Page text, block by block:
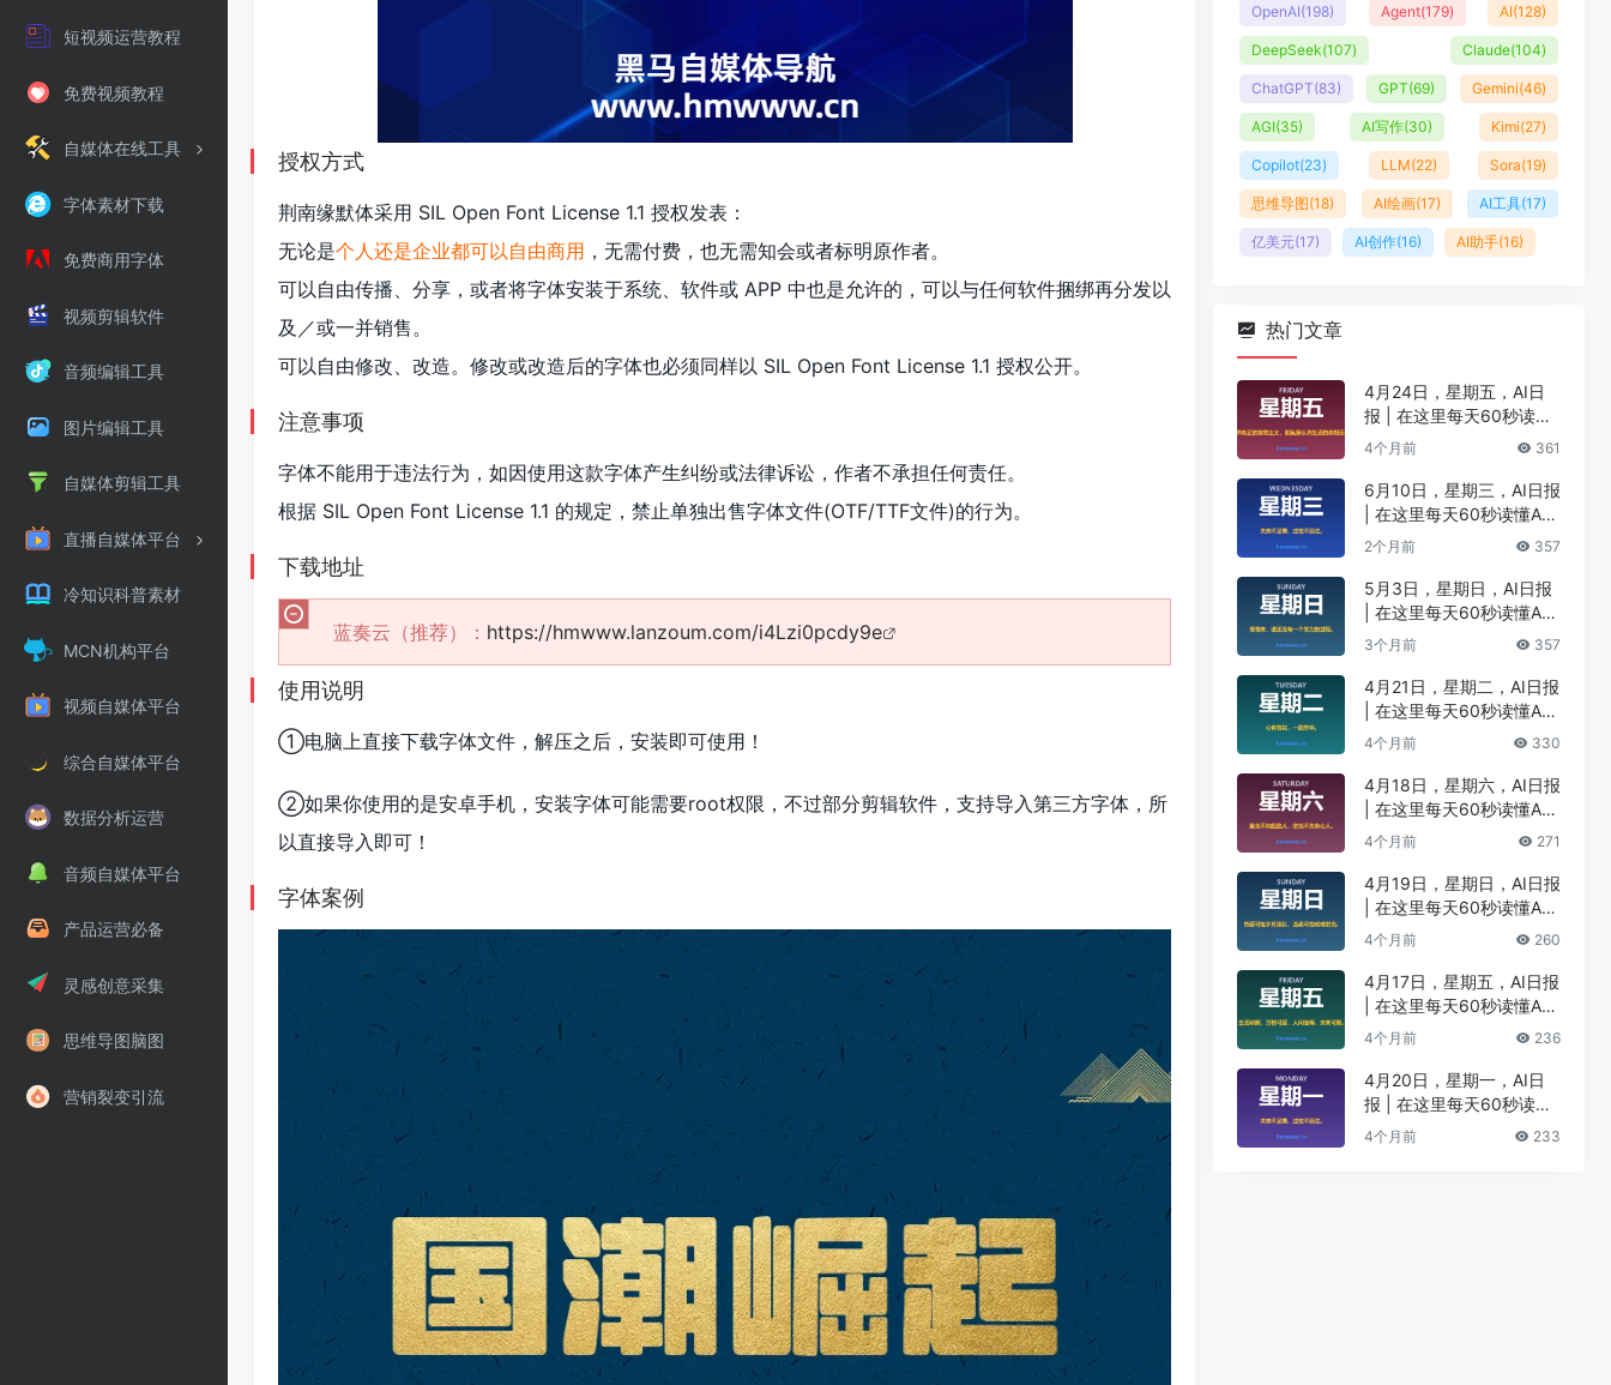
短视频运营教程
免费视频教程
自媒体在线工具
字体素材下载
免费商用字体
视频剪辑软件
音频编辑工具
图片编辑工具
自媒体剪辑工具
直播自媒体平台
冷知识科普素材
MCN机构平台
视频自媒体平台
综合自媒体平台
数据分析运营
音频自媒体平台
产品运营必备
灵感创意采集
思维导图脑图
营销裂变引流
授权方式
荆南缘默体采用 SIL Open Font License 1.1 授权发表：
无论是个人还是企业都可以自由商用 ，无需付费，也无需知会或者标明原作者。
可以自由传播、分享，或者将字体安装于系统、软件或 APP 中也是允许的，可以与任何软件捆绑再分发以
及／或一并销售。
可以自由修改、改造。修改或改造后的字体也必须同样以 SIL Open Font License 1.1 授权公开。
注意事项
字体不能用于违法行为，如因使用这款字体产生纠纷或法律诉讼，作者不承担任何责任。
根据 SIL Open Font License 1.1 的规定，禁止单独出售字体文件(OTF/TTF文件)的行为。
下载地址
蓝奏云（推荐）： https://hmwww.lanzoum.com/i4Lzi0pcdy9e
使用说明
①电脑上直接下载字体文件，解压之后，安装即可使用！
②如果你使用的是安卓手机，安装字体可能需要root权限，不过部分剪辑软件，支持导入第三方字体，所
以直接导入即可！
字体案例
OpenAI(198) Agent(179) AI(128)
DeepSeek(107) Claude(104)
ChatGPT(83) GPT(69) Gemini(46)
AGI(35) AI写作(30) Kimi(27)
Copilot(23) LLM(22) Sora(19)
思维导图(18) AI绘画(17) AI工具(17)
亿美元(17) AI创作(16) AI助手(16)
热门文章
4月24日，星期五，AI日
报 | 在这里每天60秒读懂
AI！
4个月前 361
6月10日，星期三，AI日报
| 在这里每天60秒读懂A
I！
2个月前 357
5月3日，星期日，AI日报
| 在这里每天60秒读懂A
I！
3个月前 357
4月21日，星期二，AI日报
| 在这里每天60秒读懂A
I！
4个月前 330
4月18日，星期六，AI日报
| 在这里每天60秒读懂A
I！
4个月前 271
4月19日，星期日，AI日报
| 在这里每天60秒读懂A
I！
4个月前 260
4月17日，星期五，AI日报
| 在这里每天60秒读懂A
I！
4个月前 236
4月20日，星期一，AI日
报 | 在这里每天60秒读懂
AI！
4个月前 233